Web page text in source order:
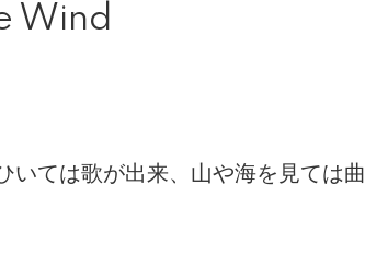
Wind
いては歌が出来、山や海を見ては曲